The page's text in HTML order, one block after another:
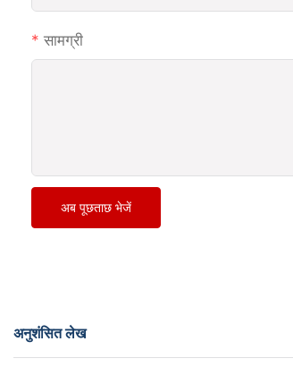
सामग्री
अब पूछताछ भेजें
अनुशंसित लेख